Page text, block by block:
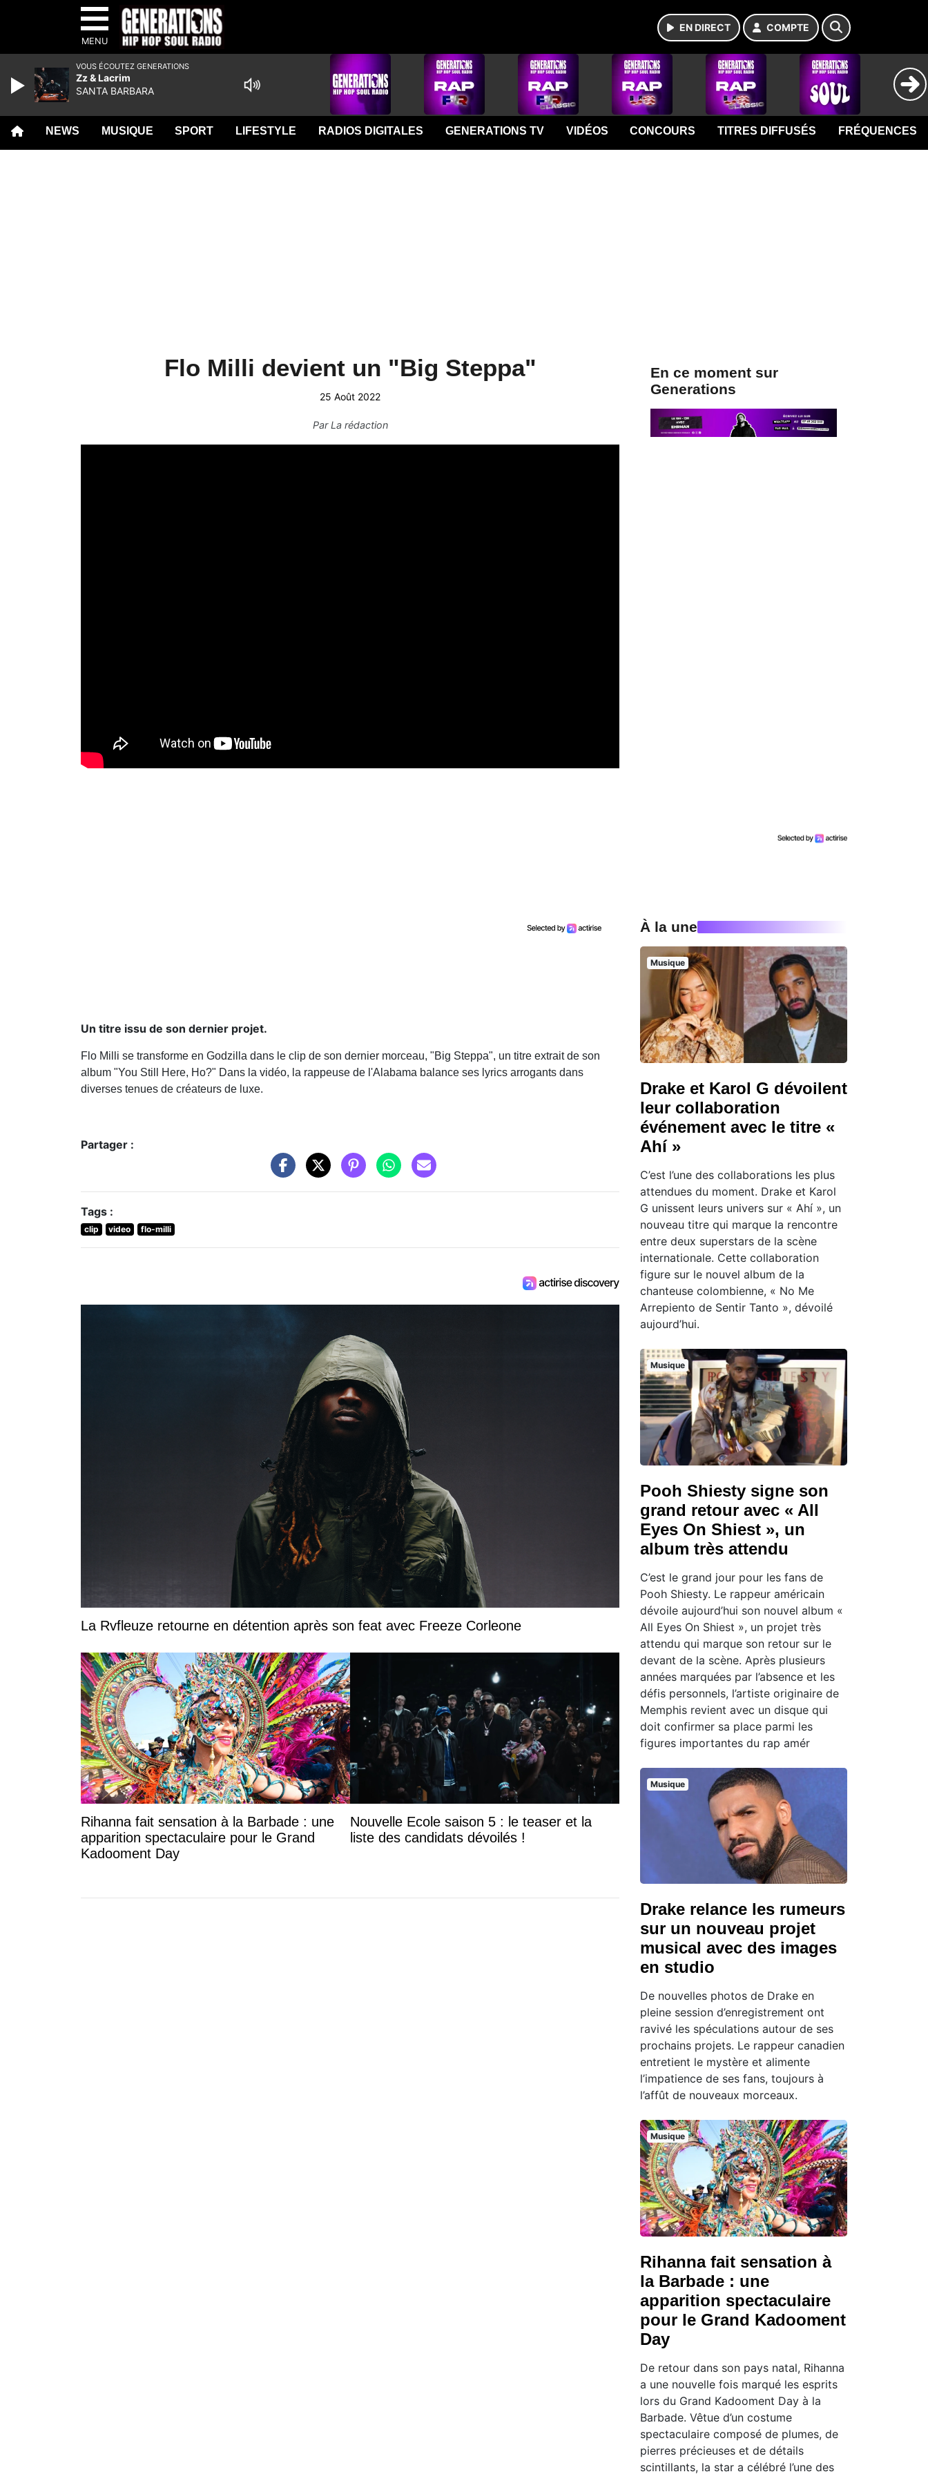
MENU
EN DIRECT COMPTE
NEWS MUSIQUE SPORT LIFESTYLE RADIOS DIGITALES GENERATIONS TV VIDÉOS CONCOURS TITRES DIFFUSÉS FRÉQUENCES
Flo Milli devient un "Big Steppa"
25 Août 2022
ParLa rédaction
Un titre issu de son dernier projet.
Flo Milli se transforme en Godzilla dans le clip de son dernier morceau, "Big Steppa", un titre extrait de son
album "You Still Here, Ho?" Dans la vidéo, la rappeuse de l'Alabama balance ses lyrics arrogants dans
diverses tenues de créateurs de luxe.
Partager :
Tags :
clip video flo-milli
La Rvfleuze retourne en détention après son feat avec Freeze Corleone
Rihanna fait sensation à la Barbade : une
apparition spectaculaire pour le Grand
Kadooment Day
Nouvelle Ecole saison 5 : le teaser et la
liste des candidats dévoilés !
En ce moment sur
Generations
À la une
Musique
Drake et Karol G dévoilent
leur collaboration
événement avec le titre «
Ahí »
C’est l’une des collaborations les plus
attendues du moment. Drake et Karol
G unissent leurs univers sur « Ahí », un
nouveau titre qui marque la rencontre
entre deux superstars de la scène
internationale. Cette collaboration
figure sur le nouvel album de la
chanteuse colombienne, « No Me
Arrepiento de Sentir Tanto », dévoilé
aujourd’hui.
Musique
Pooh Shiesty signe son
grand retour avec « All
Eyes On Shiest », un
album très attendu
C’est le grand jour pour les fans de
Pooh Shiesty. Le rappeur américain
dévoile aujourd’hui son nouvel album «
All Eyes On Shiest », un projet très
attendu qui marque son retour sur le
devant de la scène. Après plusieurs
années marquées par l’absence et les
défis personnels, l’artiste originaire de
Memphis revient avec un disque qui
doit confirmer sa place parmi les
figures importantes du rap amér
Musique
Drake relance les rumeurs
sur un nouveau projet
musical avec des images
en studio
De nouvelles photos de Drake en
pleine session d’enregistrement ont
ravivé les spéculations autour de ses
prochains projets. Le rappeur canadien
entretient le mystère et alimente
l’impatience de ses fans, toujours à
l’affût de nouveaux morceaux.
Musique
Rihanna fait sensation à
la Barbade : une
apparition spectaculaire
pour le Grand Kadooment
Day
De retour dans son pays natal, Rihanna
a une nouvelle fois marqué les esprits
lors du Grand Kadooment Day à la
Barbade. Vêtue d’un costume
spectaculaire composé de plumes, de
pierres précieuses et de détails
scintillants, la star a célébré l’une des
VOUS ÉCOUTEZ GENERATIONS
Zz & Lacrim
SANTA BARBARA